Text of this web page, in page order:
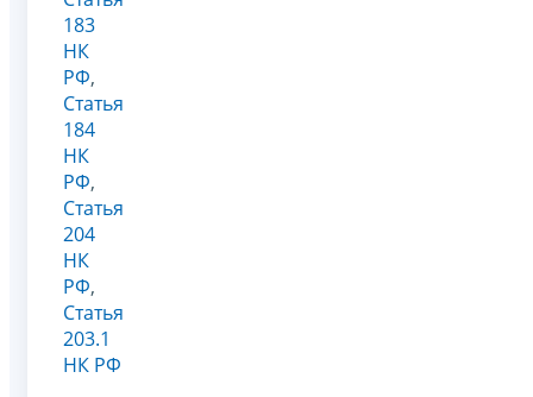
183
НК
РФ,
Статья
184
НК
РФ,
Статья
204
НК
РФ,
Статья
203.1
НК РФ